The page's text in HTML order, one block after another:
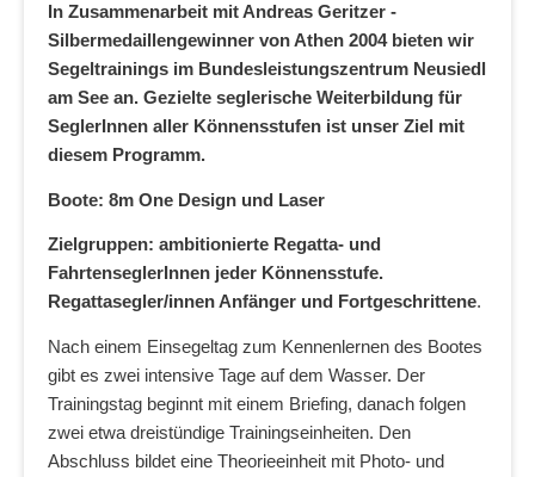
In Zusammenarbeit mit Andreas Geritzer -
Silbermedaillengewinner von Athen 2004 bieten wir
Segeltrainings im Bundesleistungszentrum Neusiedl
am See an. Gezielte seglerische Weiterbildung für
SeglerInnen aller Könnensstufen ist unser Ziel mit
diesem Programm.
Boote: 8m One Design und Laser
Zielgruppen: ambitionierte Regatta- und
FahrtenseglerInnen jeder Könnensstufe.
Regattasegler/innen Anfänger und Fortgeschrittene.
Nach einem Einsegeltag zum Kennenlernen des Bootes
gibt es zwei intensive Tage auf dem Wasser. Der
Trainingstag beginnt mit einem Briefing, danach folgen
zwei etwa dreistündige Trainingseinheiten. Den
Abschluss bildet eine Theorieeinheit mit Photo- und